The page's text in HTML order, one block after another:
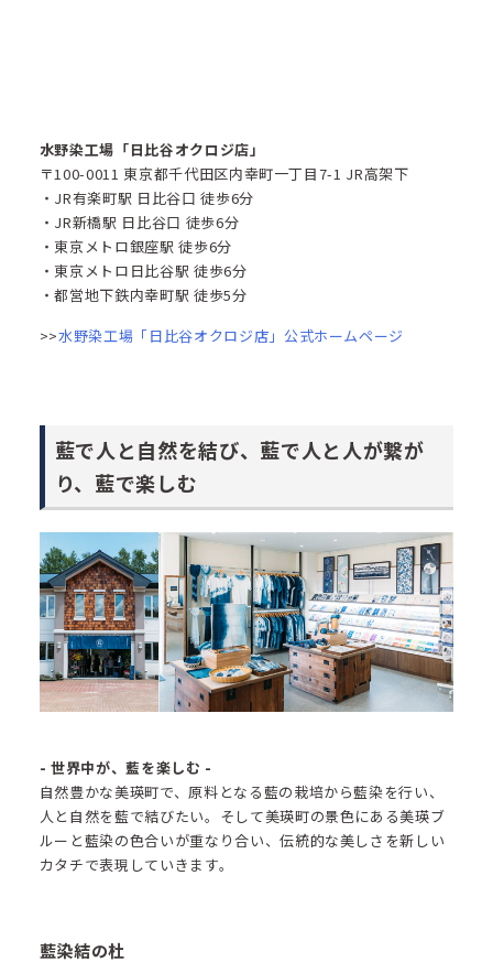
水野染工場「日比谷オクロジ店」
〒100-0011 東京都千代田区内幸町一丁目7-1 JR高架下
・JR有楽町駅 日比谷口 徒歩6分
・JR新橋駅 日比谷口 徒歩6分
・東京メトロ銀座駅 徒歩6分
・東京メトロ日比谷駅 徒歩6分
・都営地下鉄内幸町駅 徒歩5分
>>水野染工場「日比谷オクロジ店」公式ホームページ
藍で人と自然を結び、藍で人と人が繋が
り、藍で楽しむ
- 世界中が、藍を楽しむ -
自然豊かな美瑛町で、原料となる藍の栽培から藍染を行い、
人と自然を藍で結びたい。そして美瑛町の景色にある美瑛ブ
ルーと藍染の色合いが重なり合い、伝統的な美しさを新しい
カタチで表現していきます。
藍染結の杜